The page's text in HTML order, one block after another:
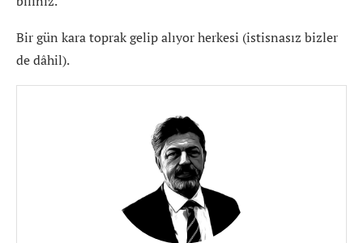
Bir gün kara toprak gelip alıyor herkesi (istisnasız bizler
de dâhil).